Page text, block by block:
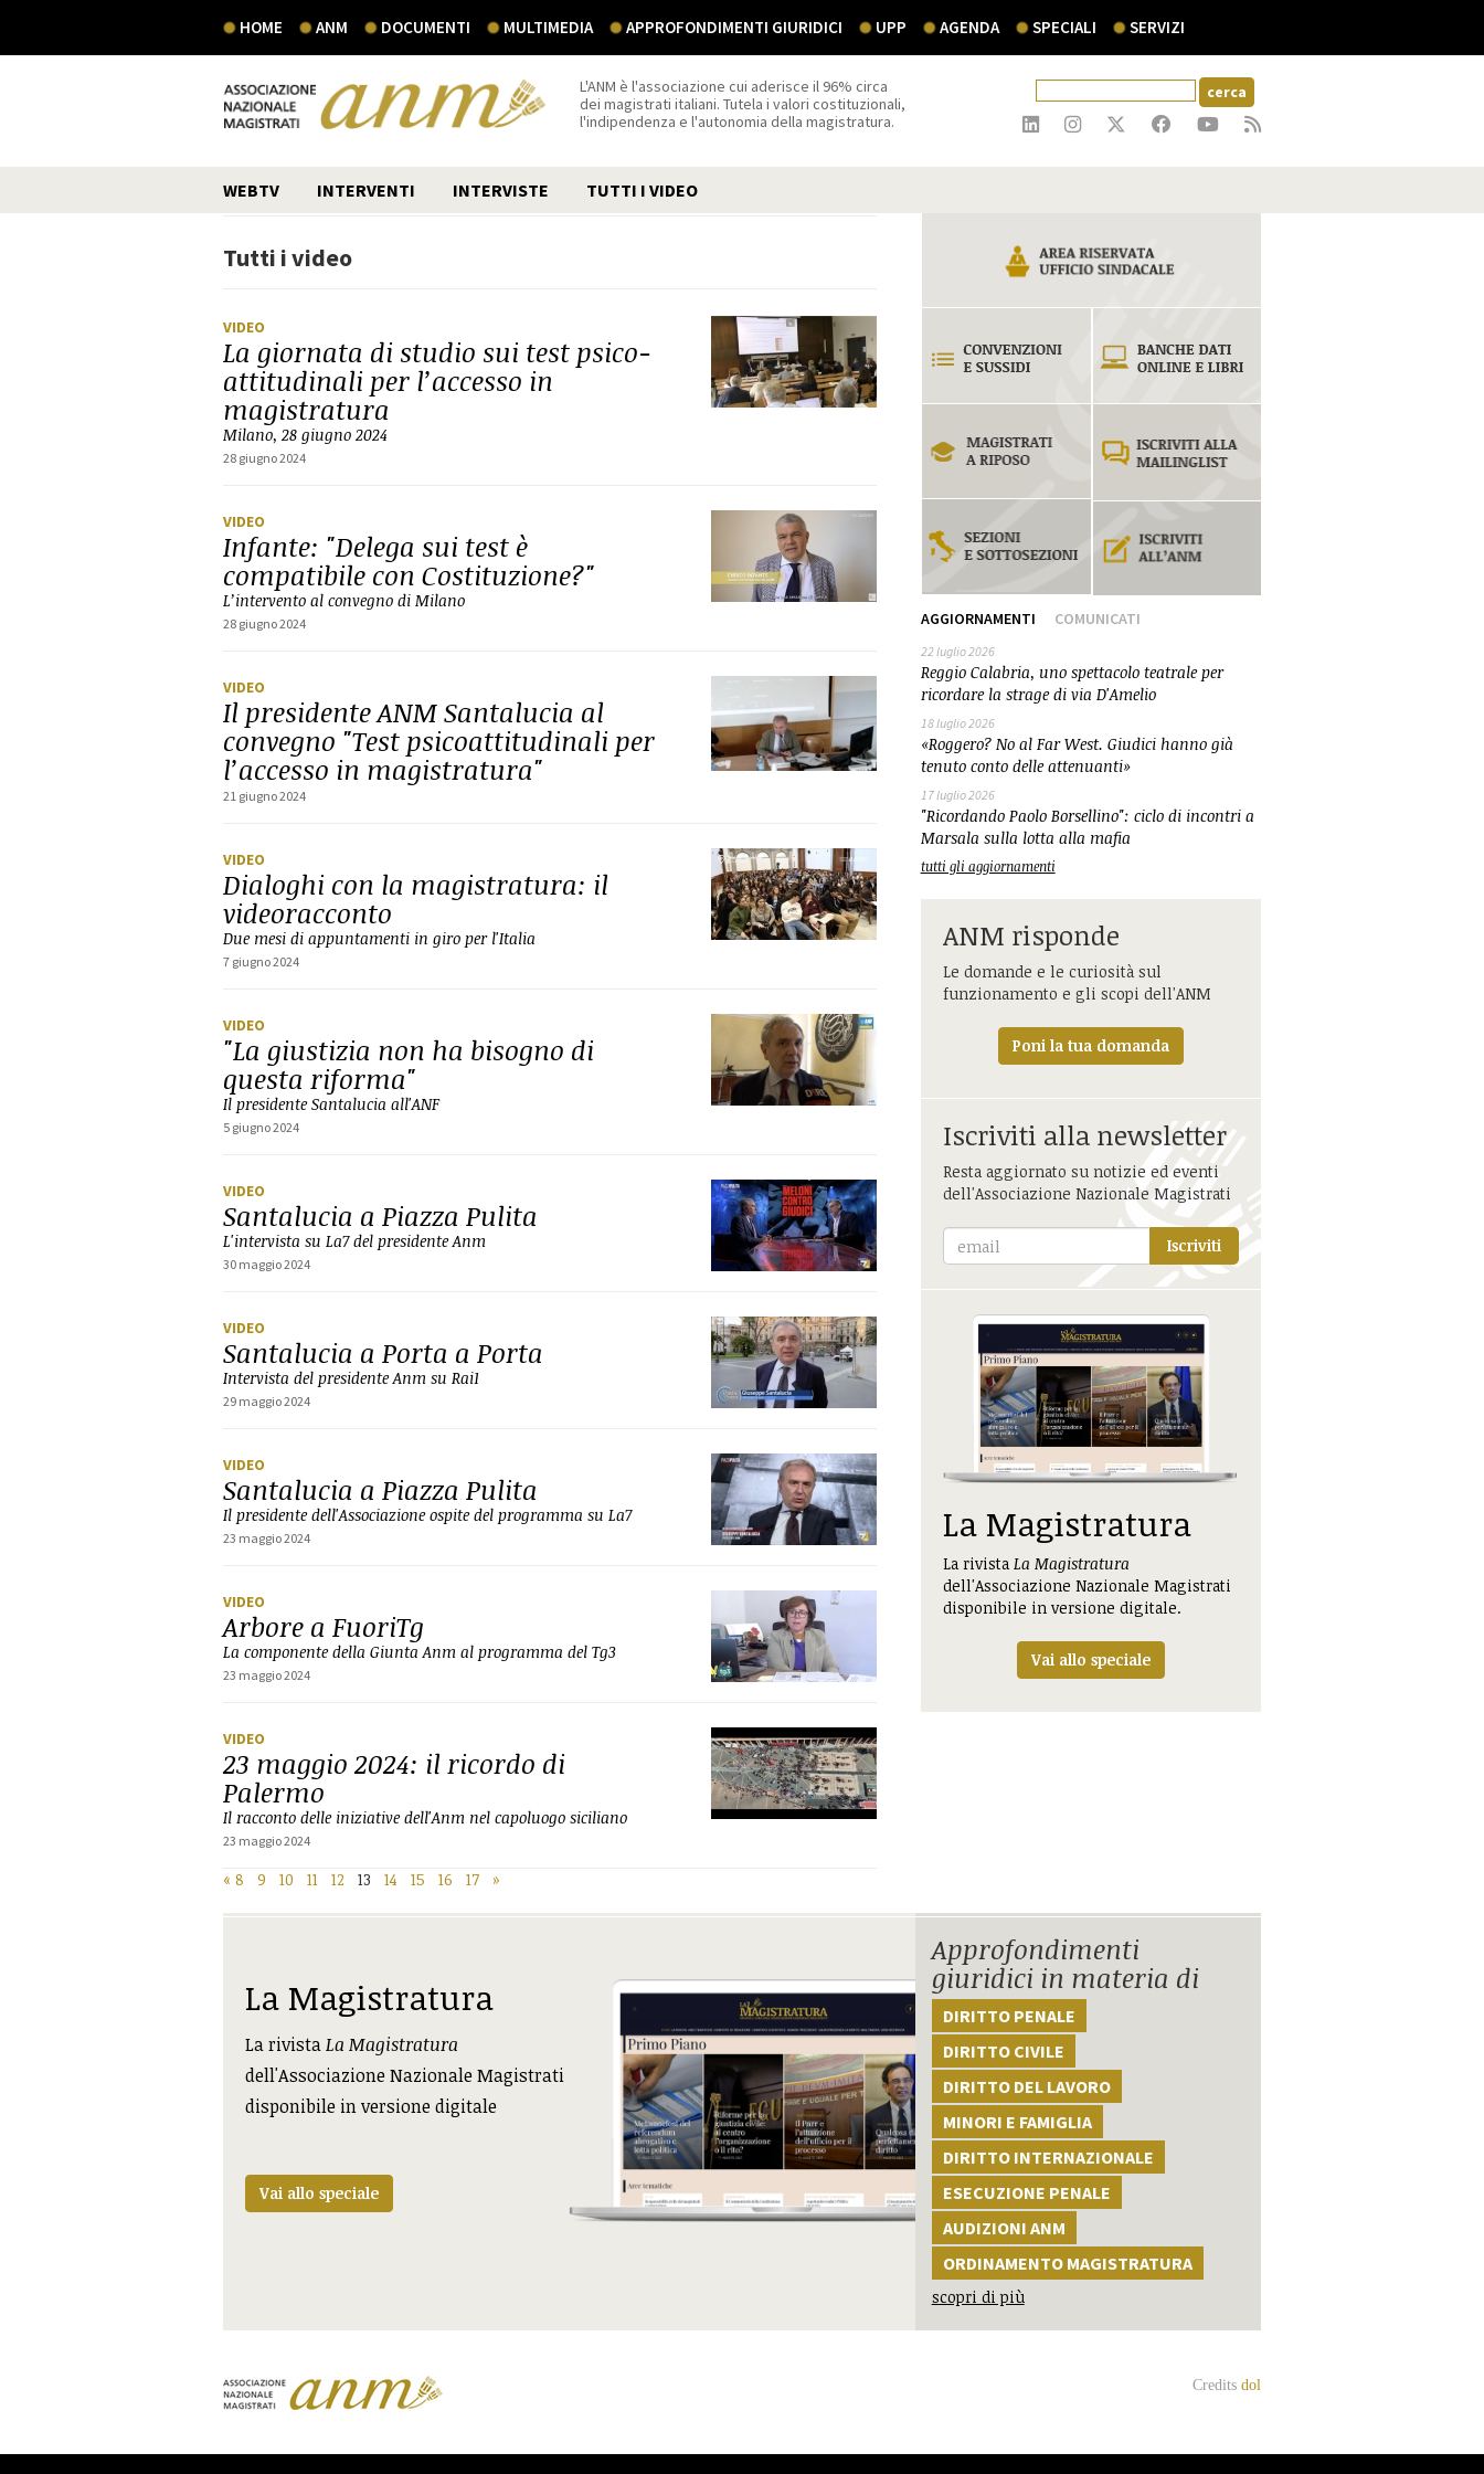
HOME ANM DOCUMENTI MULTIMEDIA APPROFONDIMENTI GIURIDICI UPP AGENDA SPECIALI SERVIZI
L'ANM è l'associazione cui aderisce il 96% circa
dei magistrati italiani. Tutela i valori costituzionali,
l'indipendenza e l'autonomia della magistratura.
WEBTV INTERVENTI INTERVISTE TUTTI I VIDEO
Tutti i video
VIDEO
La giornata di studio sui test psico-
attitudinali per l’accesso in
magistratura
Milano, 28 giugno 2024
28 giugno 2024
VIDEO
Infante: "Delega sui test è
compatibile con Costituzione?"
L’intervento al convegno di Milano
28 giugno 2024
VIDEO
Il presidente ANM Santalucia al
convegno "Test psicoattitudinali per
l’accesso in magistratura"
21 giugno 2024
VIDEO
Dialoghi con la magistratura: il
videoracconto
Due mesi di appuntamenti in giro per l'Italia
7 giugno 2024
VIDEO
"La giustizia non ha bisogno di
questa riforma"
Il presidente Santalucia all'ANF
5 giugno 2024
VIDEO
Santalucia a Piazza Pulita
L'intervista su La7 del presidente Anm
30 maggio 2024
VIDEO
Santalucia a Porta a Porta
Intervista del presidente Anm su Rai1
29 maggio 2024
VIDEO
Santalucia a Piazza Pulita
Il presidente dell'Associazione ospite del programma su La7
23 maggio 2024
VIDEO
Arbore a FuoriTg
La componente della Giunta Anm al programma del Tg3
23 maggio 2024
VIDEO
23 maggio 2024: il ricordo di
Palermo
Il racconto delle iniziative dell'Anm nel capoluogo siciliano
23 maggio 2024
« 8 9 10 11 12 13 14 15 16 17 »
AGGIORNAMENTI COMUNICATI
22 luglio 2026
Reggio Calabria, uno spettacolo teatrale per
ricordare la strage di via D'Amelio
18 luglio 2026
«Roggero? No al Far West. Giudici hanno già
tenuto conto delle attenuanti»
17 luglio 2026
"Ricordando Paolo Borsellino": ciclo di incontri a
Marsala sulla lotta alla mafia
tutti gli aggiornamenti
ANM risponde
Le domande e le curiosità sul
funzionamento e gli scopi dell'ANM
Poni la tua domanda
Iscriviti alla newsletter
Resta aggiornato su notizie ed eventi
dell'Associazione Nazionale Magistrati
Iscriviti
La Magistratura
La rivista La Magistratura
dell'Associazione Nazionale Magistrati
disponibile in versione digitale.
Vai allo speciale
La Magistratura
La rivistaLa Magistratura
dell'Associazione Nazionale Magistrati
disponibile in versione digitale
Vai allo speciale
Approfondimenti
giuridici in materia di
DIRITTO PENALE
DIRITTO CIVILE
DIRITTO DEL LAVORO
MINORI E FAMIGLIA
DIRITTO INTERNAZIONALE
ESECUZIONE PENALE
AUDIZIONI ANM
ORDINAMENTO MAGISTRATURA
scopri di più
Credits dol